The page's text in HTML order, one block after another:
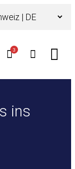
3
ins